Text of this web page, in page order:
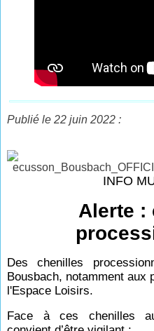
Publié le 22 juin 2022 :
INFO
Alerte :
Des chenilles
Bousbach, notamment aux
l'Espace Loisirs.
Face à ces chenilles